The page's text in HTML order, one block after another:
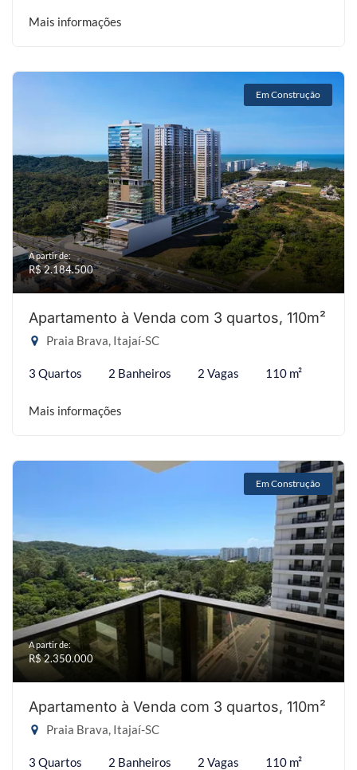
Mais informações
Em Construção
A partir de:
R$ 2.184.500
Apartamento à Venda com 3 quartos, 110m²
Praia Brava, Itajaí-SC
3 Quartos 2 Banheiros 2 Vagas 110 m²
Mais informações
Em Construção
A partir de:
R$ 2.350.000
Apartamento à Venda com 3 quartos, 110m²
Praia Brava, Itajaí-SC
3 Quartos 2 Banheiros 2 Vagas 110 m²